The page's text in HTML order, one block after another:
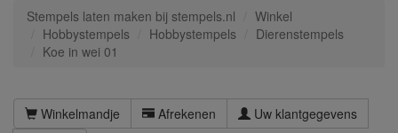
Stempels laten maken bij stempels.nl
Winkel
Hobbystempels
Hobbystempels
Dierenstempels
Koe in wei 01
Winkelmandje Afrekenen
Uw klantgegevens